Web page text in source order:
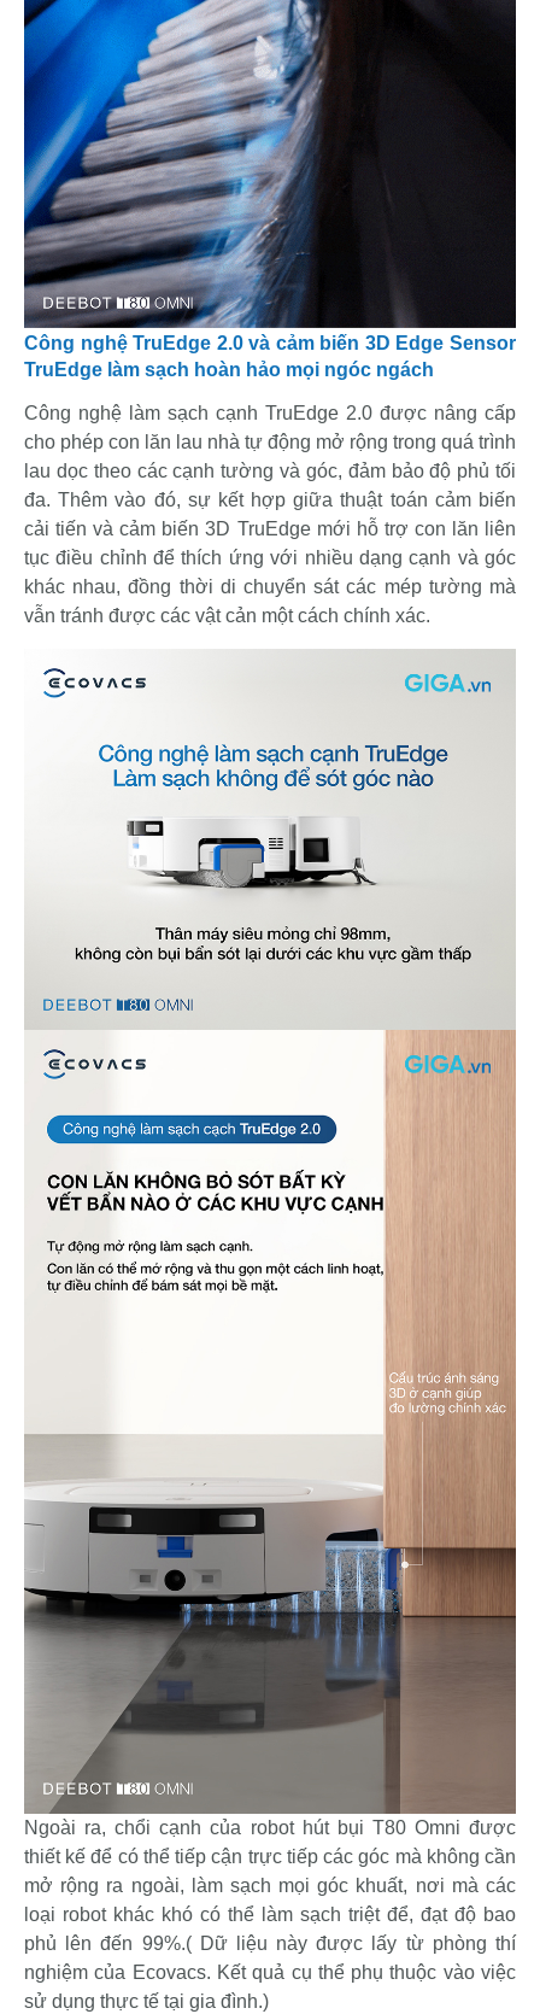
Công nghệ TruEdge 2.0 và cảm biến 3D Edge Sensor
TruEdge làm sạch hoàn hảo mọi ngóc ngách
Công nghệ làm sạch cạnh TruEdge 2.0 được nâng cấp
cho phép con lăn lau nhà tự động mở rộng trong quá trình
lau dọc theo các cạnh tường và góc, đảm bảo độ phủ tối
đa. Thêm vào đó, sự kết hợp giữa thuật toán cảm biến
cải tiến và cảm biến 3D TruEdge mới hỗ trợ con lăn liên
tục điều chỉnh để thích ứng với nhiều dạng cạnh và góc
khác nhau, đồng thời di chuyển sát các mép tường mà
vẫn tránh được các vật cản một cách chính xác.
Ngoài ra, chổi cạnh của robot hút bụi T80 Omni được
thiết kế để có thể tiếp cận trực tiếp các góc mà không cần
mở rộng ra ngoài, làm sạch mọi góc khuất, nơi mà các
loại robot khác khó có thể làm sạch triệt để, đạt độ bao
phủ lên đến 99%.( Dữ liệu này được lấy từ phòng thí
nghiệm của Ecovacs. Kết quả cụ thể phụ thuộc vào việc
sử dụng thực tế tại gia đình.)